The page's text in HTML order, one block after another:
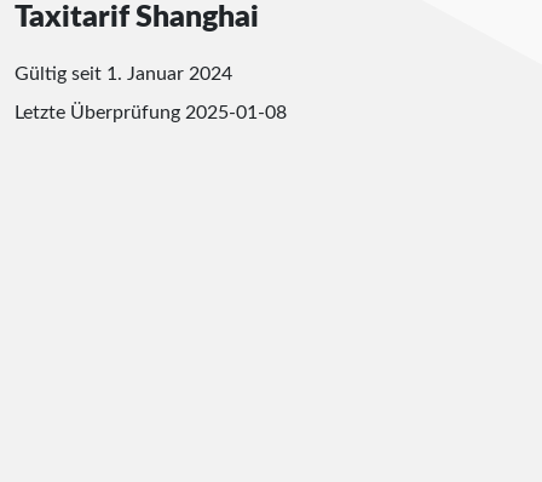
Taxitarif Shanghai
Gültig seit 1. Januar 2024
Letzte Überprüfung 2025-01-08